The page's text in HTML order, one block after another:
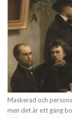
Maskerad och
men det är ett gäng